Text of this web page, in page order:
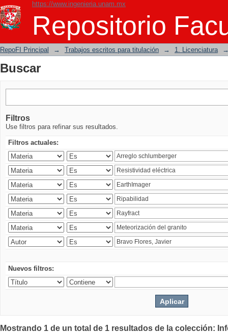
https://www.ingenieria.unam.mx
Repositorio
Buscar
RepoFI Principal → Trabajos escritos para titulación → 1. Licenciatura
Buscar
Filtros
Use filtros para refinar sus resultados.
Filtros actuales:
Nuevos filtros:
Mostrando 1 de un total de 1 resultados de la colección: